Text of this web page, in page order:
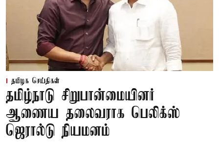
தமிழக செய்திகள்
தமிழ்நாடு சிறுபான்மையினர்
ஆணைய தலைவராக பெலிக்ஸ்
ஜெரால்டு நியமனம்